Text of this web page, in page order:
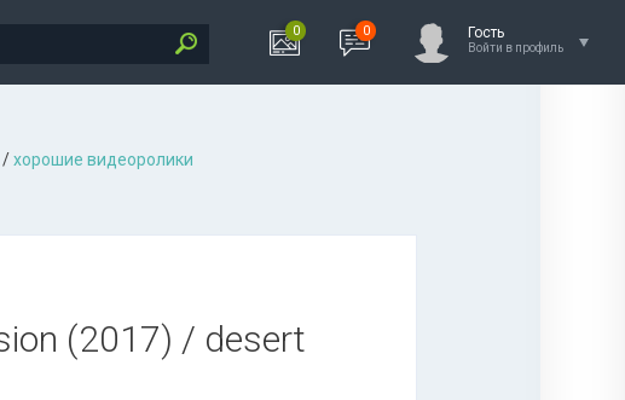
0 0 Гость
Войти в профиль
/хорошие видеоролики
(2017) / desert